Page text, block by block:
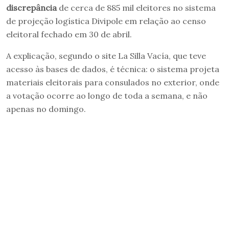
discrepância de cerca de 885 mil eleitores no sistema
de projeção logística Divipole em relação ao censo
eleitoral fechado em 30 de abril.
A explicação, segundo o site La Silla Vacía, que teve
acesso às bases de dados, é técnica: o sistema projeta
materiais eleitorais para consulados no exterior, onde
a votação ocorre ao longo de toda a semana, e não
apenas no domingo.